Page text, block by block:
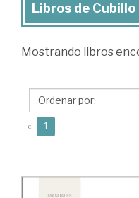
Libros
Cubillo
Ignacio
Libros de
Mostrando libros
« 1